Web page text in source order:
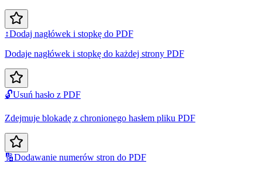
↕️Dodaj nagłówek i stopkę do PDF
Dodaje nagłówek i stopkę do każdej strony PDF
🔓Usuń hasło z PDF
Zdejmuje blokadę z chronionego hasłem pliku PDF
🔢Dodawanie numerów stron do PDF